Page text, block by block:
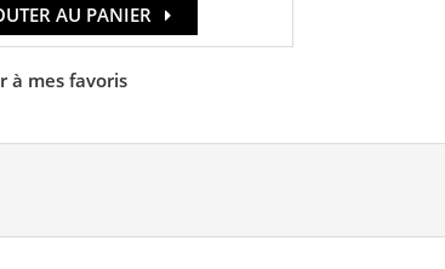
AU PANIER
à mes favoris